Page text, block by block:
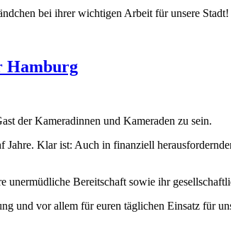
bei ihrer wichtigen Arbeit für unsere Stadt!
Hamburg
der Kameradinnen und Kameraden zu sein.
Jahre. Klar ist: Auch in finanziell
unermüdliche Bereitschaft sowie ihr
und vor allem für euren täglichen Einsatz für